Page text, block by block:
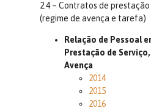
2.4 – Contratos de prestação
(regime de avença e tarefa)
Relação de Pessoal
Prestação de
Avença
2014
2015
2016